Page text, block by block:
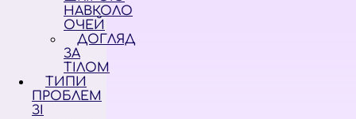
НАВКОЛО
ОЧЕЙ
ДОГЛЯД
ЗА
ТІЛОМ
ТИПИ
ПРОБЛЕМ
ЗІ